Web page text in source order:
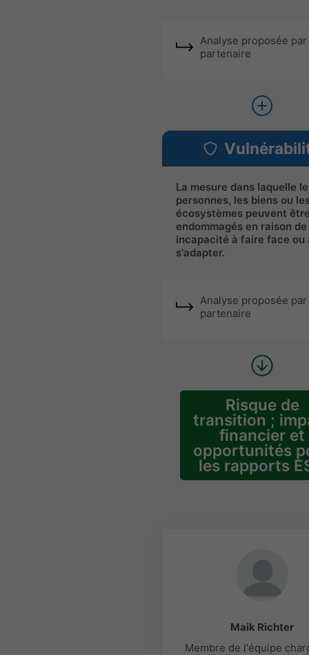
Analyse proposée
partenaire
La mesure dans laquelle
personnes, les biens ou
écosystèmes peuvent
endommagés en raison
incapacité à faire face ou
s'adapter.
Analyse proposée
partenaire
Risque de
transition ;
financier et
opportunités
les rapports
Maik Richter
Membre de l'équipe